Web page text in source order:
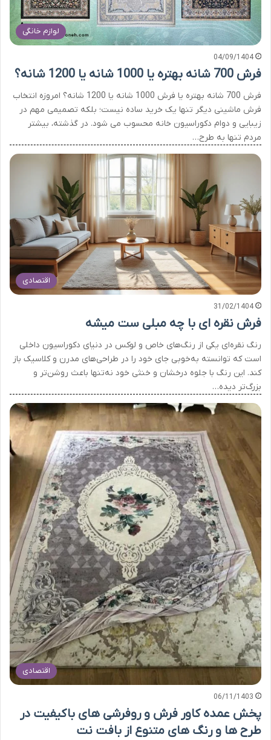
لوازم خانگی
04/09/1404
فرش 700 شانه بهتره یا 1000 شانه یا 1200 شانه؟
فرش 700 شانه بهتره یا فرش 1000 شانه یا 1200 شانه؟ امروزه انتخاب
فرش ماشینی دیگر تنها یک خرید ساده نیست؛ بلکه تصمیمی مهم در
زیبایی و دوام دکوراسیون خانه محسوب می شود. در گذشته، بیشتر
مردم تنها به طرح…
اقتصادی
31/02/1404
فرش نقره ای با چه مبلی ست میشه
رنگ نقره‌ای یکی از رنگ‌های خاص و لوکس در دنیای دکوراسیون داخلی
است که توانسته به‌خوبی جای خود را در طراحی‌های مدرن و کلاسیک باز
کند. این رنگ با جلوه درخشان و خنثی خود نه‌تنها باعث روشن‌تر و
بزرگ‌تر دیده…
اقتصادی
06/11/1403
پخش عمده کاور فرش و روفرشی های باکیفیت در
طرح ها و رنگ های متنوع از بافت نت